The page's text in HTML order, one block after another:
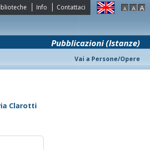
Info Contattaci
Pubblicazioni (Istanze)
Vai a Persone/Opere
Clarotti